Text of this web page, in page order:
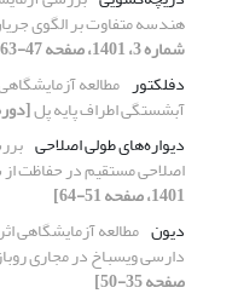
هندسه متفاوت بر الگوی
شماره 3، 1401، صفحه 47-63]
دفلکتور مطالعه
آبشستگی اطراف پایه پل[دوره 17، شماره 1،
دیوار‌ه‌های طولی اصلاحی
اصلاحی مستقیم در حفاظت
1401، صفحه 51-64]
دیون مطالعه آزمایشگاهی
دارسی ویسباخ در مجاری
صفحه 35-50]